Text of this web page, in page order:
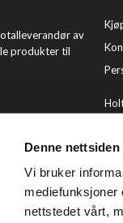
Denne
Vi bruker
mediefunksjoner
nettstedet vårt,
av
produkter til
E-